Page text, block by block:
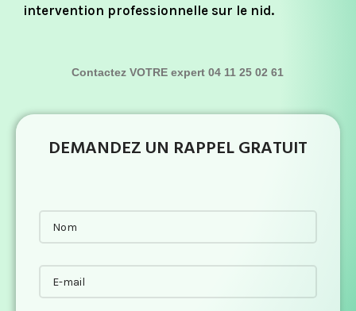
intervention professionnelle sur le nid.
Contactez VOTRE expert 04 11 25 02 61
DEMANDEZ UN RAPPEL GRATUIT